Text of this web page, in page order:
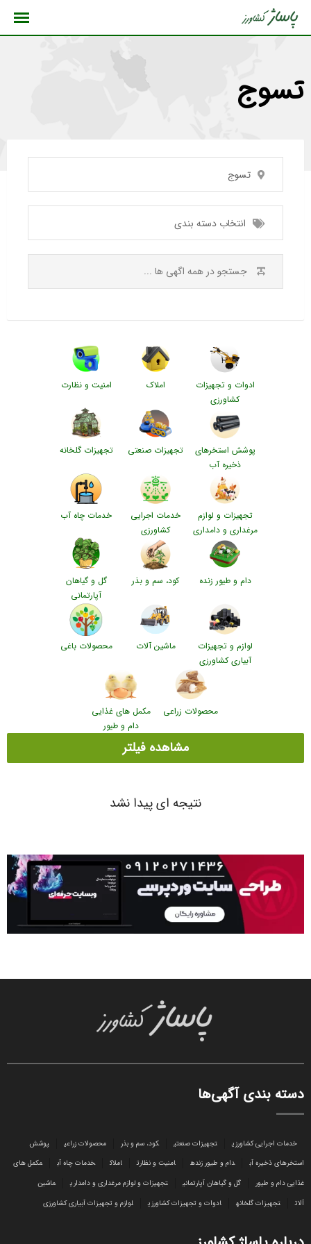
تسوج
تسوج
انتخاب دسته بندی
ادوات و تجهیزات
کشاورزی
املاک امنیت و نظارت
پوشش استخرهای
ذخیره آب
تجهیزات صنعتی تجهیزات گلخانه
تجهیزات و لوازم
مرغداری و دامداری
خدمات اجرایی
کشاورزی
خدمات چاه آب
دام و طیور زنده کود، سم و بذر
گل و گیاهان
آپارتمانی
لوازم و تجهیزات
آبیاری کشاورزی
ماشین آلات محصولات باغی
محصولات زراعی
مکمل های غذایی
دام و طیور
مشاهده فیلتر
نتیجه ای پیدا نشد
دسته بندی آگهی‌ها
خدمات اجرایی کشاورزی تجهیزات صنعتی کود، سم و بذر محصولات زراعی
پوشش
استخرهای ذخیره آب
دام و طیور زنده امنیت و نظارت املاک خدمات چاه آب
مکمل های
غذایی دام و طیور
گل و گیاهان آپارتمانی تجهیزات و لوازم مرغداری و دامداری
ماشین
آلات
تجهیزات گلخانه ادوات و تجهیزات کشاورزی لوازم و تجهیزات آبیاری کشاورزی